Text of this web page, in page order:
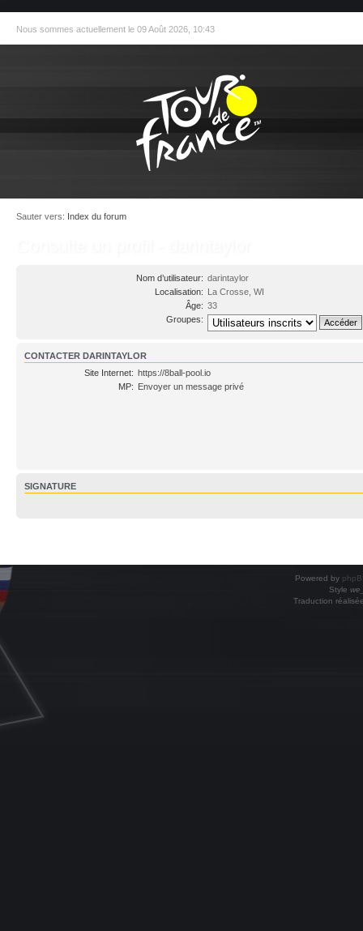
Nous sommes actuellement le 09 Août 2026, 10:43
Sauter vers: Index du forum
Nom d’utilisateur: darintaylor
Localisation: La Crosse, WI
Âge: 33
Groupes:
CONTACTER DARINTAYLOR
Site Internet: https://8ball-pool.io
MP: Envoyer un message privé
SIGNATURE
Powered by
Style
Traduction